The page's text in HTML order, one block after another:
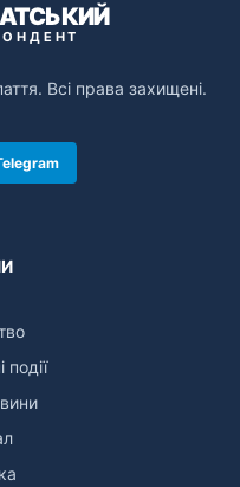
Всі права захищені.